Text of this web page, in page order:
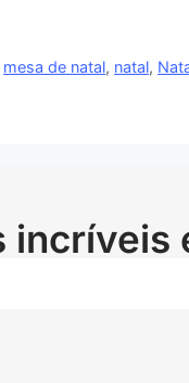
mesa de natal, natal,